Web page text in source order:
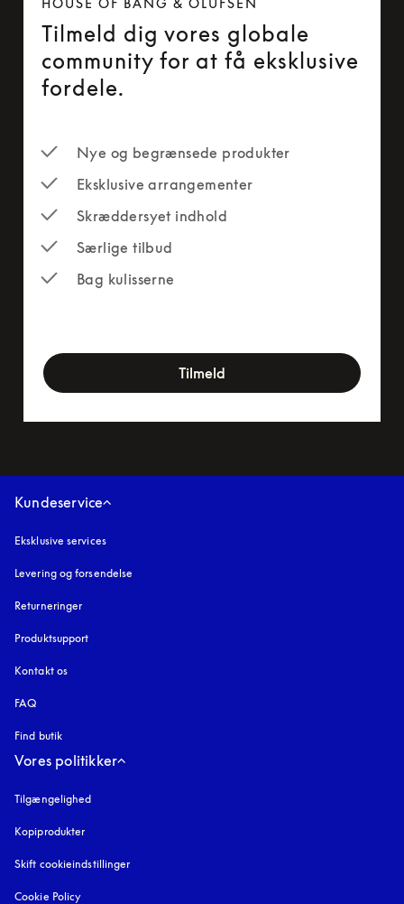
Tilmeld dig vores globale
community for at få eksklusive
fordele.
Nye og begrænsede produkter
Eksklusive arrangementer
Skræddersyet indhold
Særlige tilbud
Bag kulisserne
Tilmeld
Kundeservice
Eksklusive services
Levering og forsendelse
Returneringer
Produktsupport
Kontakt os
FAQ
Find butik
Vores politikker
Tilgængelighed
Kopiprodukter
Skift cookieindstillinger
Cookie Policy